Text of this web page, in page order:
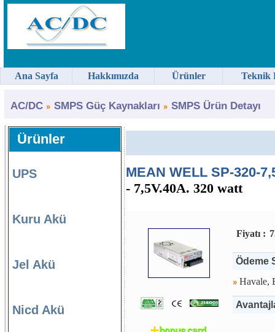
AC/DC SMPS Güç Kaynakları SMPS Ürün Detayı
Ürünler
UPS
Kuru Akü
Jel Akü
Nicd Akü
MEAN WELL SP-320-
- 7,5V.40A. 320 watt
Fiyatı :
Ödeme
Havale,
Ana Sayfa Hakkımızda Ürünler Teknik